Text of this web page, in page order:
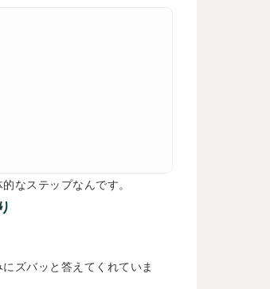
なステップなんです。
ズバッと答えてくれていま